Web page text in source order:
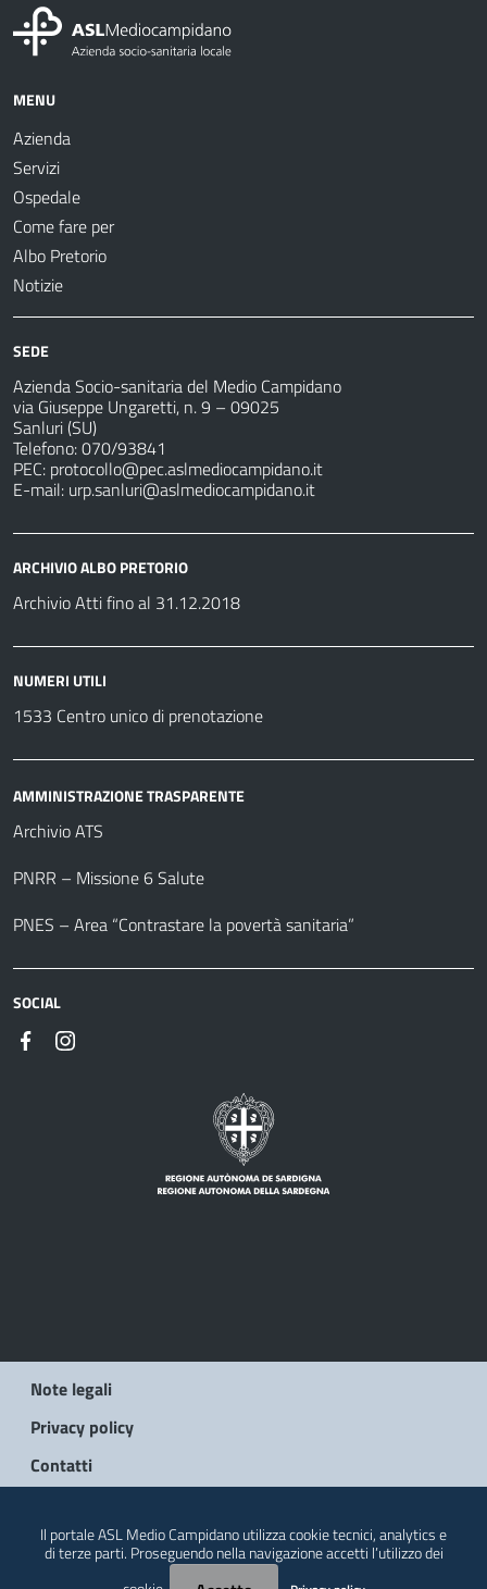
MENU
Azienda
Servizi
Ospedale
Come fare per
Albo Pretorio
Notizie
SEDE
Azienda Socio-sanitaria del Medio Campidano
via Giuseppe Ungaretti, n. 9 – 09025
Sanluri (SU)
Telefono: 070/93841
PEC: protocollo@pec.aslmediocampidano.it
E-mail: urp.sanluri@aslmediocampidano.it
ARCHIVIO ALBO PRETORIO
Archivio Atti fino al 31.12.2018
NUMERI UTILI
1533 Centro unico di prenotazione
AMMINISTRAZIONE TRASPARENTE
Archivio ATS
PNRR – Missione 6 Salute
PNES – Area “Contrastare la povertà sanitaria”
SOCIAL
Note legali
Privacy policy
Contatti
Il portale ASL Medio Campidano utilizza cookie tecnici, analytics e
di terze parti. Proseguendo nella navigazione accetti l’utilizzo dei